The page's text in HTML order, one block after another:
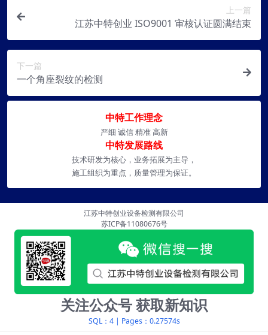
上一篇
江苏中特创业 ISO9001 审核认证圆满结束
下一篇
一个角座裂纹的检测
中特工作理念
严细 诚信 精准 高新
中特发展路线
技术研发为核心，业务拓展为主导，
施工组织为重点，质量管理为保证。
江苏中特创业设备检测有限公司
苏ICP备11080676号
关注公众号 获取新知识
SQL：4| Pages：0.27574s